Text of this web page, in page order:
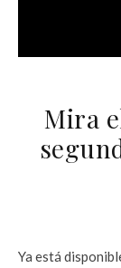
Mira
Ya está